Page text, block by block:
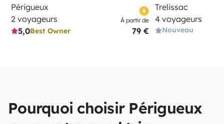
Périgueux
2 voyageurs
5,0Best Owner
À partir de
79 €
Trelissac
4 voyageurs
Nouveau
Pourquoi choisir Périgueux